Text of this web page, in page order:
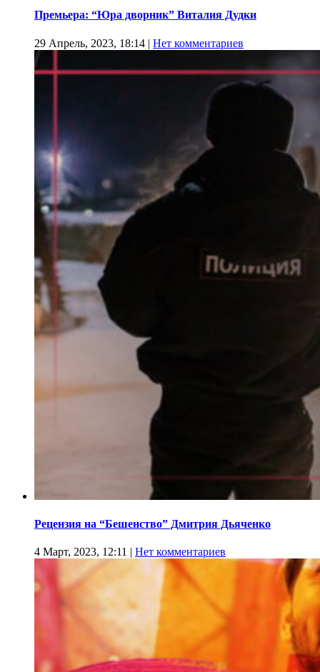
Премьера: “Юра дворник” Виталия Дудки
29 Апрель, 2023, 18:14 | Нет комментариев
Рецензия на “Бешенство” Дмитрия Дьяченко
4 Март, 2023, 12:11 | Нет комментариев